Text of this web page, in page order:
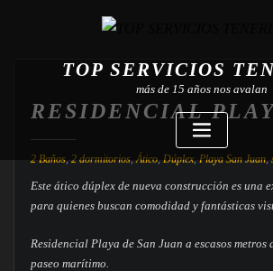
TOP SERVICIOS
más de 15 años nos avalan
RESIDENCIAL
2 Baños 2 dormitorios Ático, Dúplex, Playa San Juan,
Este ático dúplex de nueva construcción es una
para quienes buscan comodidad y fantásticas
Residencial Playa de San Juan a escasos metros
paseo marítimo.